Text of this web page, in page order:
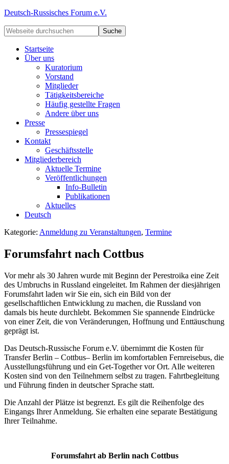
Deutsch-Russisches Forum e.V.
Startseite
Über uns
Kuratorium
Vorstand
Mitglieder
Tätigkeitsbereiche
Häufig gestellte Fragen
Andere über uns
Presse
Pressespiegel
Kontakt
Geschäftsstelle
Mitgliederbereich
Aktuelle Termine
Veröffentlichungen
Info-Bulletin
Publikationen
Aktuelles
Deutsch
Kategorie: Anmeldung zu Veranstaltungen, Termine
Forumsfahrt nach Cottbus
Vor mehr als 30 Jahren wurde mit Beginn der Perestroika eine Zeit
des Umbruchs in Russland eingeleitet. Im Rahmen der diesjährigen
Forumsfahrt laden wir Sie ein, sich ein Bild von der
gesellschaftlichen Entwicklung zu machen, die Russland von
damals bis heute durchlebt. Bekommen Sie spannende Eindrücke
von einer Zeit, die von Veränderungen, Hoffnung und Enttäuschung
geprägt ist.
Das Deutsch-Russische Forum e.V. übernimmt die Kosten für
Transfer Berlin – Cottbus– Berlin im komfortablen Fernreisebus, die
Ausstellungsführung und ein Get-Together vor Ort. Alle weiteren
Kosten sind von den Teilnehmern selbst zu tragen. Fahrtbegleitung
und Führung finden in deutscher Sprache statt.
Die Anzahl der Plätze ist begrenzt. Es gilt die Reihenfolge des
Eingangs Ihrer Anmeldung. Sie erhalten eine separate Bestätigung
Ihrer Teilnahme.
Forumsfahrt ab Berlin nach Cottbus